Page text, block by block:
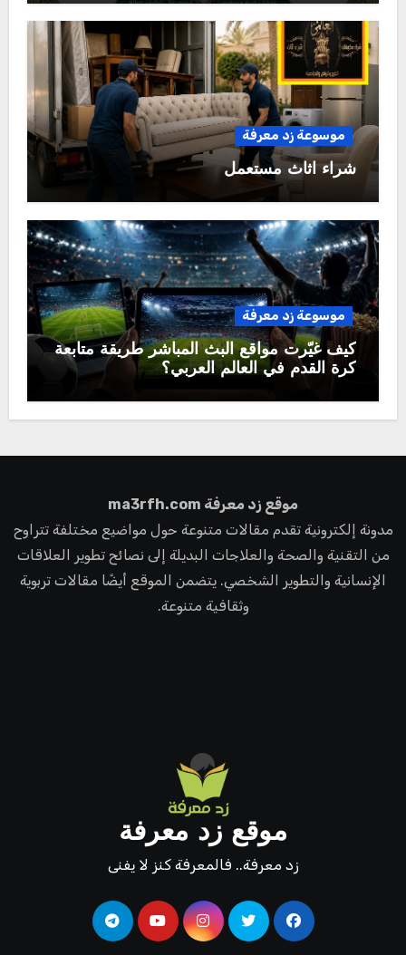
موسوعة زد معرفة
شراء اثاث مستعمل
موسوعة زد معرفة
كيف غيّرت مواقع البث المباشر طريقة متابعة
كرة القدم في العالم العربي؟
موقع زد معرفة ma3rfh.com
مدونة إلكترونية تقدم مقالات متنوعة حول مواضيع مختلفة تتراوح
من التقنية والصحة والعلاجات البديلة إلى نصائح تطوير العلاقات
الإنسانية والتطوير الشخصي. يتضمن الموقع أيضًا مقالات تربوية
وثقافية متنوعة.
موقع زد معرفة
زد معرفة.. فالمعرفة كنز لا يفنى